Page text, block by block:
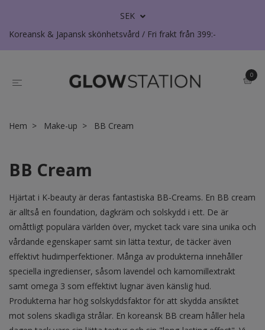
SEK
Koreansk & Japansk skönhetsvård / Fri frakt från 399:-
0
Hem Make-up BB Cream
BB Cream
Hjärtat i K-beauty är deras fantastiska BB-Creams. En BB cream
är alltså en foundation, dagkräm och solskydd i ett. De är
omåttligt populära världen över, mycket tack vare sina unika och
vårdande egenskaper samt sin lätta textur, de täcker även
effektivt hudimperfektioner. Många av produkterna innehåller
speciella ingredienser, såsom lavendel och kamomillextrakt
samt omega 3 som effektivt lugnar även känslig hud.
Produkterna har hög solskyddsfaktor för att skydda ansiktet
mot solens skadliga strålar. En koreansk BB cream håller hela